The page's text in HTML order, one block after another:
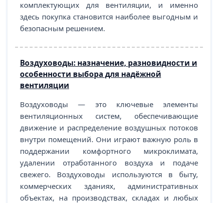
комплектующих для вентиляции, и именно
здесь покупка становится наиболее выгодным и
безопасным решением.
Воздуховоды: назначение, разновидности и
особенности выбора для надёжной
вентиляции
Воздуховоды — это ключевые элементы
вентиляционных систем, обеспечивающие
движение и распределение воздушных потоков
внутри помещений. Они играют важную роль в
поддержании комфортного микроклимата,
удалении отработанного воздуха и подаче
свежего. Воздуховоды используются в быту,
коммерческих зданиях, административных
объектах, на производствах, складах и любых